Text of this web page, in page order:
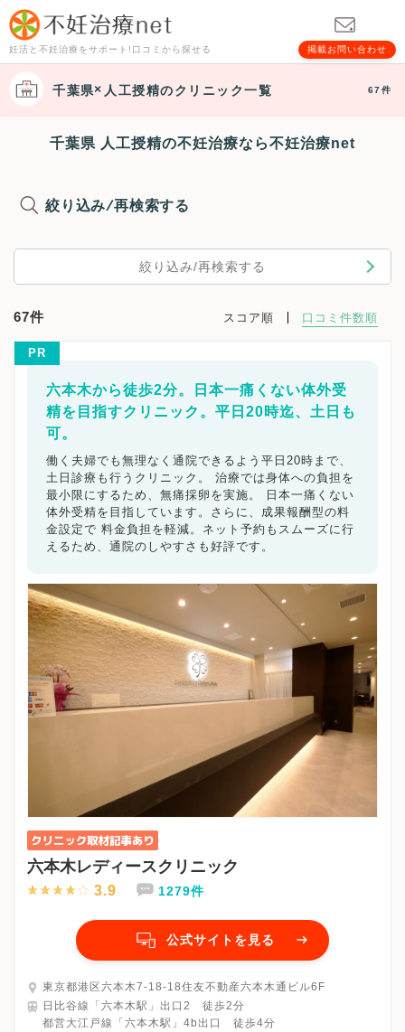
妊活と不妊治療をサポート!口コミから探せる 掲載お問い合わせ
千葉県 人工授精のクリニック一覧 67件
千葉県 人工授精の不妊治療なら不妊治療net
絞り込み/再検索する
絞り込み/再検索する
67件 スコア順 口コミ件数順
PR
六本木から徒歩2分。日本一痛くない体外受
精を目指すクリニック。平日20時迄、土日も
可。
働く夫婦でも無理なく通院できるよう平日20時まで、
土日診療も行うクリニック。 治療では身体への負担を
最小限にするため、無痛採卵を実施。 日本一痛くない
体外受精を目指しています。さらに、成果報酬型の料
金設定で 料金負担を軽減。ネット予約もスムーズに行
えるため、通院のしやすさも好評です。
六本木レディースクリニック
3.9 1279件
公式サイトを見る
東京都港区六本木7-18-18住友不動産六本木通ビル6F
日比谷線「六本木駅」出口2 徒歩2分
都営大江戸線「六本木駅」4b出口 徒歩4分